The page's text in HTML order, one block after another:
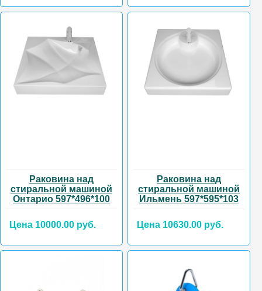
Раковина над
стиральной машиной
Онтарио 597*496*100
Цена 10000.00 руб.
Раковина над
стиральной машиной
Ильмень 597*595*103
Цена 10630.00 руб.